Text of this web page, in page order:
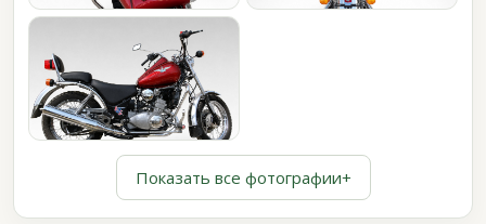
Показать все фотографии+